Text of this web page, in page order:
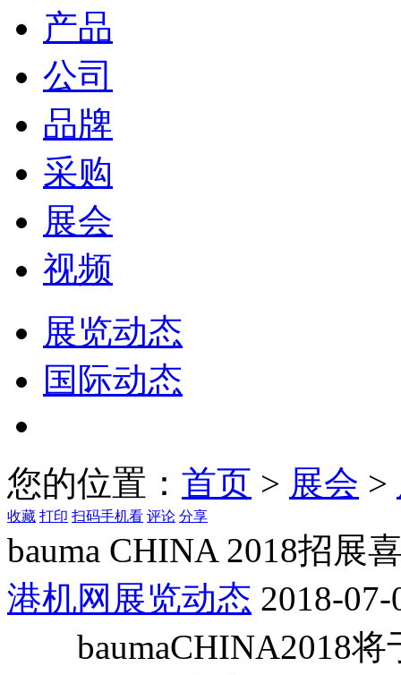
产品
公司
品牌
采购
展会
视频
展览动态
国际动态
您的位置： 首页 > 展会 >
收藏 打印 扫码手机看 评论 分享
bauma CHINA 2018招展
港机网展览动态 2018-
baumaCHINA2018将